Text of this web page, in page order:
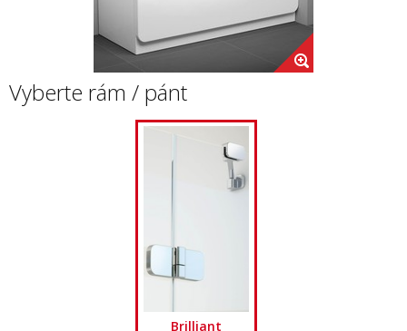
Vyberte rám / pánt
Brilliant